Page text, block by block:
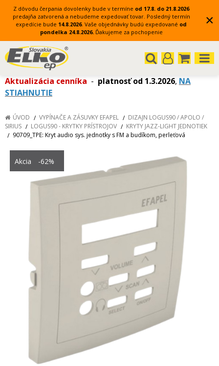
Z dôvodu čerpania dovolenky bude v termíne od 17.8. do 21.8.2026
predajňa zatvorená a nebudeme expedovať tovar. Posledný termín
expedície bude 14.8.2026. Vaše objednávky budú expedované od
pondelka 24.8.2026. Ďakujeme za pochopenie
×
Aktualizácia cenníka - platnosť od 1.3.2026, NA
STIAHNUTIE
ÚVOD VYPÍNAČE A ZÁSUVKY EFAPEL
DIZAJN LOGUS90 / APOLO /
SIRIUS
LOGUS90 - KRYTKY PRÍSTROJOV
KRYTY JAZZ-LIGHT JEDNOTIEK
90709_TPE: Kryt audio sys. jednotky s FM a budíkom, perleťová
Akcia -62%